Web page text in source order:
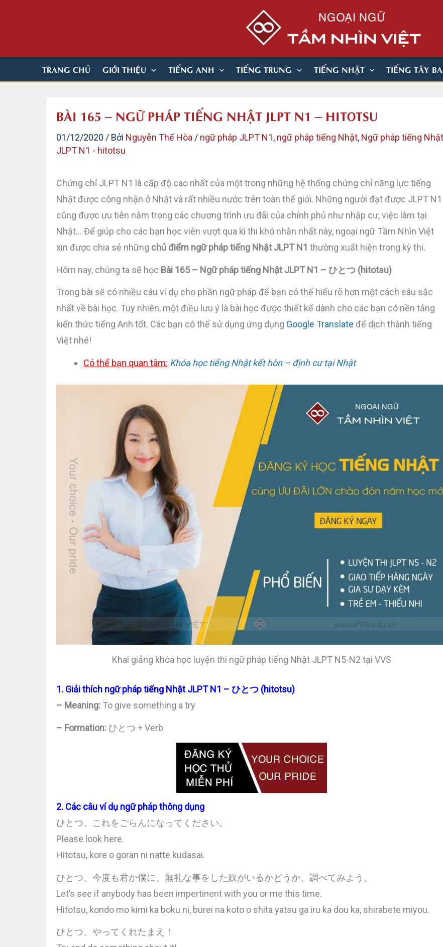
dung
TRANG CHỦ GIỚI THIỆU TIẾNG ANH TIẾNG TRUNG TIẾNG NHẬT TIẾNG TÂY
BÀI 165 – NGỮ PHÁP TIẾNG NHẬT JLPT N1 – HITOTSU
01/12/2020 / Bởi Nguyễn Thế Hòa / ngữ pháp JLPT N1, ngữ pháp tiếng Nhật, Ngữ pháp tiếng Nhật
JLPT N1 - hitotsu
Chứng chỉ JLPT N1 là cấp độ cao nhất của một trong những hệ thống chứng chỉ năng lực tiếng
Nhật được công nhận ở Nhật và rất nhiều nước trên toàn thế giới. Những người đạt được JLPT N1
cũng được ưu tiên nằm trong các chương trình ưu đãi của chính phủ như nhập cư, việc làm tại
Nhật… Để giúp cho các bạn học viên vượt qua kì thi khó nhằn nhất này, ngoại ngữ Tầm Nhìn Việt
xin được chia sẻ những chủ điểm ngữ pháp tiếng Nhật JLPT N1 thường xuất hiện trong kỳ thi.
Hôm nay, chúng ta sẽ học Bài 165 – Ngữ pháp tiếng Nhật JLPT N1 – ひとつ (hitotsu)
Trong bài sẽ có nhiều câu ví dụ cho phần ngữ pháp để bạn có thể hiểu rõ hơn một cách sâu sắc
nhất về bài học. Tuy nhiên, một điều lưu ý là bài học được thiết kế dành cho các bạn có nền tảng
kiến thức tiếng Anh tốt. Các bạn có thể sử dụng ứng dụng Google Translate để dịch thành tiếng
Việt nhé!
Có thể bạn quan tâm: Khóa học tiếng Nhật kết hôn – định cư tại Nhật
Khai giảng khóa học luyện thi ngữ pháp tiếng Nhật JLPT N5-N2 tại VVS
1. Giải thích ngữ pháp tiếng Nhật JLPT N1 – ひとつ (hitotsu)
– Meaning: To give something a try
– Formation: ひとつ + Verb
2. Các câu ví dụ ngữ pháp thông dụng
ひとつ、これをごらんになってください。
Please look here.
Hitotsu, kore o goran ni natte kudasai.
ひとつ、今度も君か僕に、無礼な事をした奴がいるかどうか、調べてみよう。
Let’s see if anybody has been impertinent with you or me this time.
Hitotsu, kondo mo kimi ka boku ni, burei na koto o shita yatsu ga iru ka dou ka, shirabete miyou.
ひとつ、やってくれたまえ！